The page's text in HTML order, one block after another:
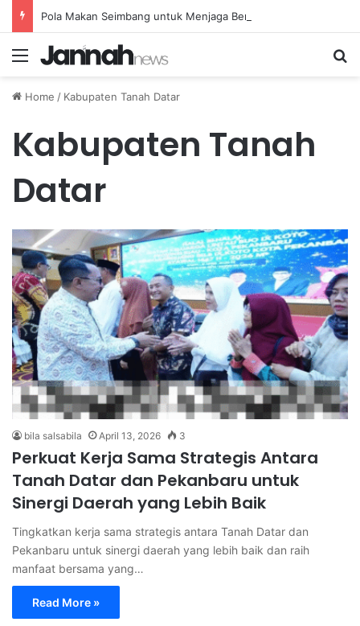
Menu
Home / Kabupaten Tanah Datar
Kabupaten Tanah
Datar
bila salsabila April 13, 2026 3
Perkuat Kerja Sama Strategis Antara
Tanah Datar dan Pekanbaru untuk
Sinergi Daerah yang Lebih Baik
Tingkatkan kerja sama strategis antara Tanah Datar dan
Pekanbaru untuk sinergi daerah yang lebih baik dan raih
manfaat bersama yang…
Read More »